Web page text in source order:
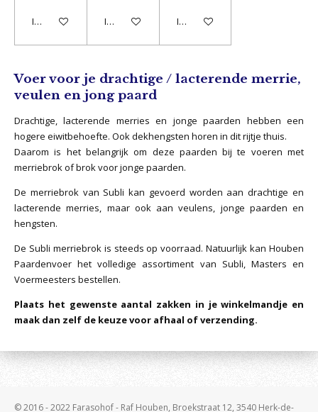
In winkelwagen In winkelwagen In winkelwagen
Voer voor je drachtige / lacterende merrie,
veulen en jong paard
Drachtige, lacterende merries en jonge paarden hebben een
hogere eiwitbehoefte. Ook dekhengsten horen in dit rijtje thuis.
Daarom is het belangrijk om deze paarden bij te voeren met
merriebrok of brok voor jonge paarden.
De merriebrok van Subli kan gevoerd worden aan drachtige en
lacterende merries, maar ook aan veulens, jonge paarden en
hengsten.
De Subli merriebrok is steeds op voorraad. Natuurlijk kan Houben
Paardenvoer het volledige assortiment van Subli, Masters en
Voermeesters bestellen.
Plaats het gewenste aantal zakken in je winkelmandje en
maak dan zelf de keuze voor afhaal of verzending.
© 2016 - 2022 Farasohof - Raf Houben, Broekstraat 12, 3540 Herk-de-